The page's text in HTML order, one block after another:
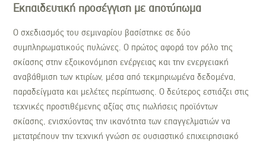
Εκπαιδευτική προσέγγιση με αποτύπωμα
Ο σχεδιασμός του σεμιναρίου βασίστηκε σε δύο
συμπληρωματικούς πυλώνες. Ο πρώτος αφορά τον ρόλο της
σκίασης στην εξοικονόμηση ενέργειας και την ενεργειακή
αναβάθμιση των κτιρίων, μέσα από τεκμηριωμένα δεδομένα,
παραδείγματα και μελέτες περίπτωσης. Ο δεύτερος εστιάζει στις
τεχνικές προστιθέμενης αξίας στις πωλήσεις προϊόντων
σκίασης, ενισχύοντας την ικανότητα των επαγγελματιών να
μετατρέπουν την τεχνική γνώση σε ουσιαστικό επιχειρησιακό